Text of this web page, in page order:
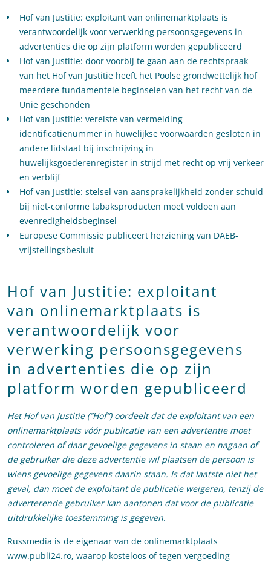
Hof van Justitie: exploitant van onlinemarktplaats is
verantwoordelijk voor verwerking persoonsgegevens in
advertenties die op zijn platform worden gepubliceerd
Hof van Justitie: door voorbij te gaan aan de rechtspraak
van het Hof van Justitie heeft het Poolse grondwettelijk hof
meerdere fundamentele beginselen van het recht van de
Unie geschonden
Hof van Justitie: vereiste van vermelding
identificatienummer in huwelijkse voorwaarden gesloten in
andere lidstaat bij inschrijving in
huwelijksgoederenregister in strijd met recht op vrij verkeer
en verblijf
Hof van Justitie: stelsel van aansprakelijkheid zonder schuld
bij niet-conforme tabaksproducten moet voldoen aan
evenredigheidsbeginsel
Europese Commissie publiceert herziening van DAEB-
vrijstellingsbesluit
Hof van Justitie: exploitant
van onlinemarktplaats is
verantwoordelijk voor
verwerking persoonsgegevens
in advertenties die op zijn
platform worden gepubliceerd
Het Hof van Justitie (“Hof”) oordeelt dat de exploitant van een
onlinemarktplaats vóór publicatie van een advertentie moet
controleren of daar gevoelige gegevens in staan en nagaan of
de gebruiker die deze advertentie wil plaatsen de persoon is
wiens gevoelige gegevens daarin staan. Is dat laatste niet het
geval, dan moet de exploitant de publicatie weigeren, tenzij de
adverterende gebruiker kan aantonen dat voor de publicatie
uitdrukkelijke toestemming is gegeven.
Russmedia is de eigenaar van de onlinemarktplaats
www.publi24.ro, waarop kosteloos of tegen vergoeding